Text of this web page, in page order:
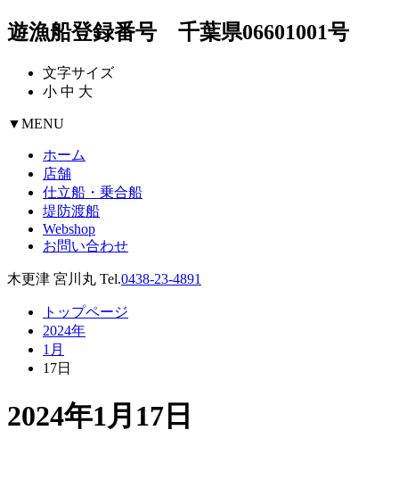
遊漁船登録番号 千葉県06601001号
文字サイズ
小 中 大
▼MENU
ホーム
店舗
仕立船・乗合船
堤防渡船
Webshop
お問い合わせ
木更津 宮川丸 Tel.0438-23-4891
トップページ
2024年
1月
17日
2024年1月17日